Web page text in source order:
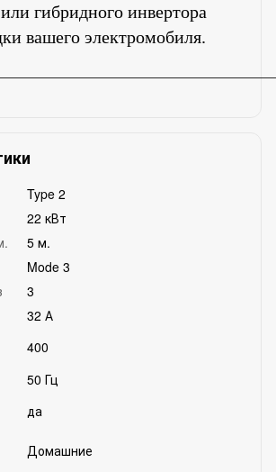
или гибридного инвертора
вашего электромобиля.
Type 2
22 кВт
5 м.
Mode 3
3
32 А
400
50 Гц
да
Домашние